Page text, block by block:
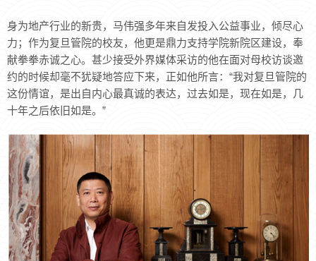
身为地产行业的新贵，马伟强多年来自发投入公益事业，倾尽心
力；作为复旦管院的校友，他更是鼎力支持学院新院区建设，奉
献拳拳赤诚之心。甚少接受外界媒体采访的他在面对母校访谈邀
约的时候却毫不犹疑地答应下来，正如他所言：“我对复旦管院的
这份情谊，是出自内心最真诚的表达，过去如是，现在如是，几
十年之后依旧如是。”